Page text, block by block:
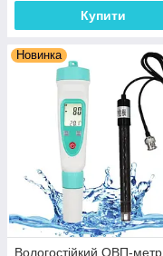
Купити
Новинка
Вологостійкий ОВП-метр